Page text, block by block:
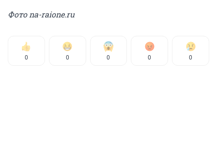
Фото na-raione.ru
0 0 0 0 0